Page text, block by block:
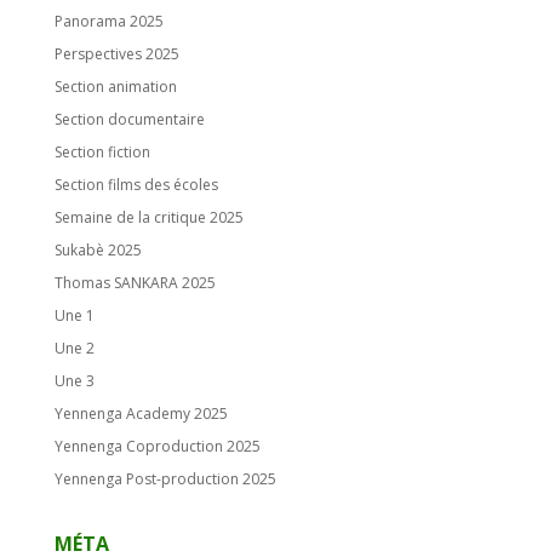
Panorama 2025
Perspectives 2025
Section animation
Section documentaire
Section fiction
Section films des écoles
Semaine de la critique 2025
Sukabè 2025
Thomas SANKARA 2025
Une 1
Une 2
Une 3
Yennenga Academy 2025
Yennenga Coproduction 2025
Yennenga Post-production 2025
MÉTA